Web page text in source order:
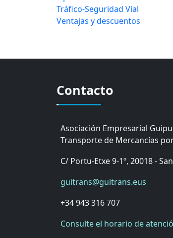
Tráfico-Seguridad Vial
Ventajas y descuentos
Contacto
Asociación Empresarial
Transporte de Mercancías
C/ Portu-Etxe 9-1º, 20018 -
guitrans@guitrans.eus
+34 943 316 707
Consulte el horario de